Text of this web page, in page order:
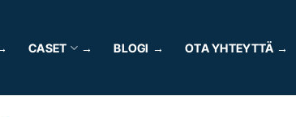
CASET BLOGI OTA YHTEYTTÄ